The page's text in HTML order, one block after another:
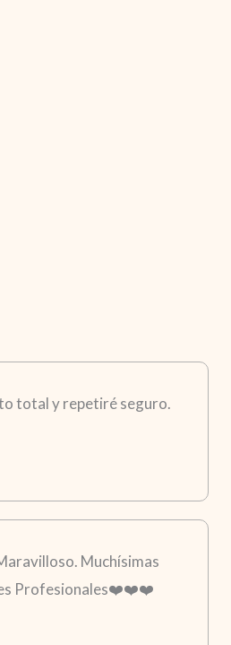
total y repetiré seguro.
Muchísimas
Profesionales❤️❤️❤️